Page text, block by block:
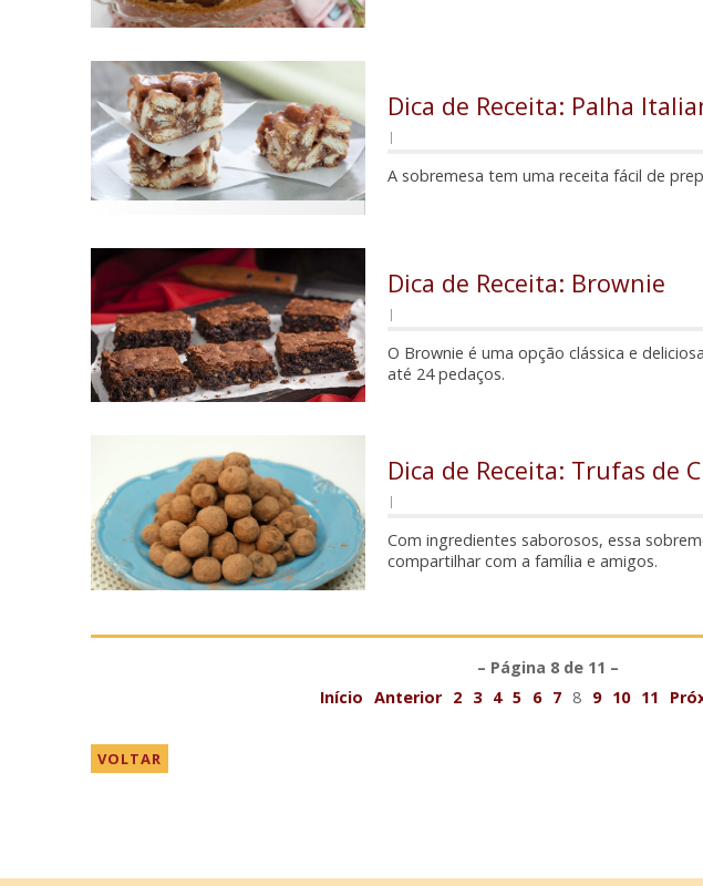
Dica de Receita: Palha
|
A sobremesa tem uma receita fácil de
Dica de Receita: Brownie
|
O Brownie é uma opção clássica e
até 24 pedaços.
Dica de Receita: Trufas de
|
Com ingredientes saborosos, essa
compartilhar com a família e amigos.
– Página 8 de 11 –
Início Anterior 2 3 4 5 6 7 8 9 10 11
VOLTAR